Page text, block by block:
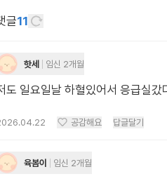
글11
핫세 임신 2개월
도 일요일날 하혈있어서 응급실
공감해요 답글달기
육봄이 임신 2개월